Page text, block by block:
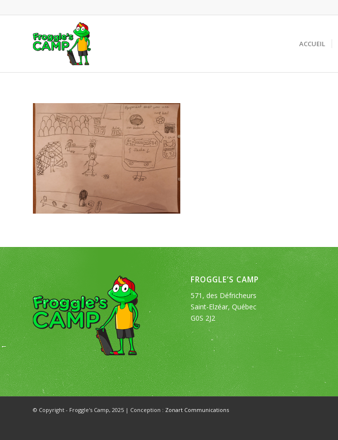
ACCUEIL
FROGGLE’S CAMP
571, des Défricheurs
Saint-Elzéar, Québec
G0S 2J2
© Copyright - Froggle's Camp, 2025 | Conception : Zonart Communications